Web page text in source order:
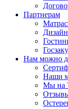
Партнерам
Нам можно
Наши
Мы на